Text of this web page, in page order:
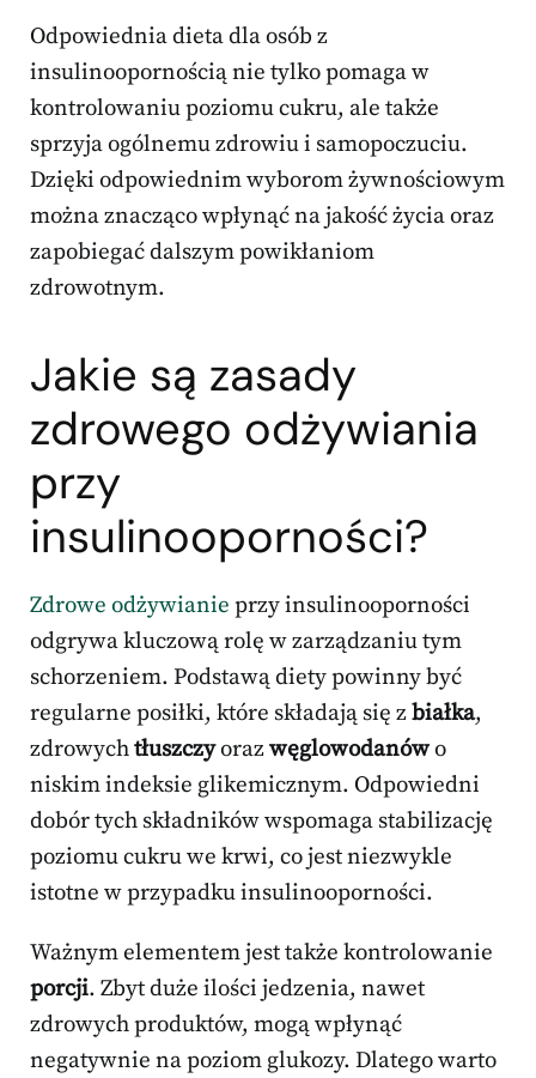
Odpowiednia dieta dla osób z
insulinoopornością nie tylko pomaga w
kontrolowaniu poziomu cukru, ale także
sprzyja ogólnemu zdrowiu i samopoczuciu.
Dzięki odpowiednim wyborom żywnościowym
można znacząco wpłynąć na jakość życia oraz
zapobiegać dalszym powikłaniom
zdrowotnym.
Jakie są zasady
zdrowego odżywiania
przy
insulinooporności?
Zdrowe odżywianie przy insulinooporności
odgrywa kluczową rolę w zarządzaniu tym
schorzeniem. Podstawą diety powinny być
regularne posiłki, które składają się zbiałka,
zdrowychtłuszczyorazwęglowodanówo
niskim indeksie glikemicznym. Odpowiedni
dobór tych składników wspomaga stabilizację
poziomu cukru we krwi, co jest niezwykle
istotne w przypadku insulinooporności.
Ważnym elementem jest także kontrolowanie
porcji. Zbyt duże ilości jedzenia, nawet
zdrowych produktów, mogą wpłynąć
negatywnie na poziom glukozy. Dlatego warto